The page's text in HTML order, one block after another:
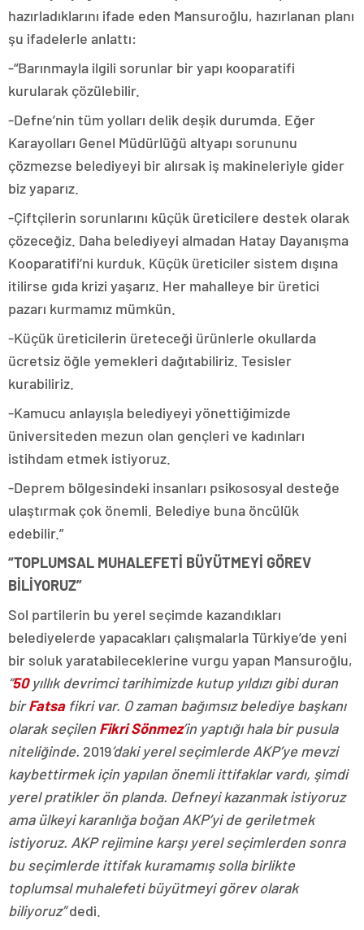
hazırladıklarını ifade eden Mansuroğlu, hazırlanan planı
şu ifadelerle anlattı:
-“Barınmayla ilgili sorunlar bir yapı kooparatifi
kurularak çözülebilir.
-Defne’nin tüm yolları delik deşik durumda. Eğer
Karayolları Genel Müdürlüğü altyapı sorununu
çözmezse belediyeyi bir alırsak iş makineleriyle gider
biz yaparız.
-Çiftçilerin sorunlarını küçük üreticilere destek olarak
çözeceğiz. Daha belediyeyi almadan Hatay Dayanışma
Kooparatifi’ni kurduk. Küçük üreticiler sistem dışına
itilirse gıda krizi yaşarız. Her mahalleye bir üretici
pazarı kurmamız mümkün.
-Küçük üreticilerin üreteceği ürünlerle okullarda
ücretsiz öğle yemekleri dağıtabiliriz. Tesisler
kurabiliriz.
-Kamucu anlayışla belediyeyi yönettiğimizde
üniversiteden mezun olan gençleri ve kadınları
istihdam etmek istiyoruz.
-Deprem bölgesindeki insanları psikososyal desteğe
ulaştırmak çok önemli. Belediye buna öncülük
edebilir.”
“TOPLUMSAL MUHALEFETİ BÜYÜTMEYİ GÖREV
BİLİYORUZ”
Sol partilerin bu yerel seçimde kazandıkları
belediyelerde yapacakları çalışmalarla Türkiye’de yeni
bir soluk yaratabileceklerine vurgu yapan Mansuroğlu,
“50yıllık devrimci tarihimizde kutup yıldızı gibi duran
birFatsafikri var. O zaman bağımsız belediye başkanı
olarak seçilen Fikri Sönmez’in yaptığı hala bir pusula
niteliğinde. 2019’daki yerel seçimlerde AKP’ye mevzi
kaybettirmek için yapılan önemli ittifaklar vardı, şimdi
yerel pratikler ön planda. Defneyi kazanmak istiyoruz
ama ülkeyi karanlığa boğan AKP’yi de geriletmek
istiyoruz. AKP rejimine karşı yerel seçimlerden sonra
bu seçimlerde ittifak kuramamış solla birlikte
toplumsal muhalefeti büyütmeyi görev olarak
biliyoruz”dedi.